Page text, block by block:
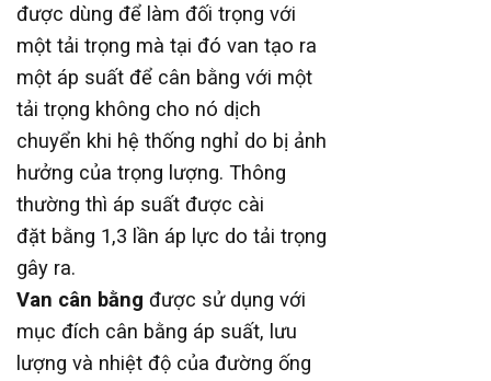
được dùng để làm đối trọng với
một tải trọng mà tại đó van tạo ra
một áp suất để cân bằng với một
tải trọng không cho nó dịch
chuyển khi hệ thống nghỉ do bị ảnh
hưởng của trọng lượng. Thông
thường thì áp suất được cài
đặt bằng 1,3 lần áp lực do tải trọng
gây ra.
Van cân bằng được sử dụng với
mục đích cân bằng áp suất, lưu
lượng và nhiệt độ của đường ống